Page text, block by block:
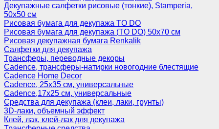
Декупажные салфетки рисовые (тонкие), Stamperia,
50х50 см
Рисовая бумага для декупажа TO DO
Рисовая бумага для декупажа (TO DO) 50х70 см
Рисовая декупажная бумага Renkalik
Салфетки для декупажа
Трансферы, переводные декоры
Cadence, трансферы-натирки новогодние блестящие
Cadence Home Decor
Cadence, 25х35 см, универсальные
Cadence,17х25 см, универсальные
Средства для декупажа (клеи, лаки, грунты)
3D-лаки, объемный эффект
Клей, лак, клей-лак для декупажа